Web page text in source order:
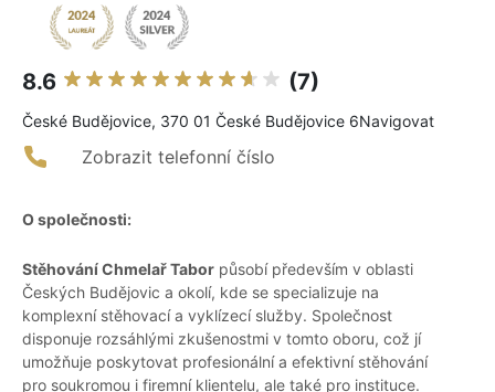
8.6 (7)
České Budějovice, 370 01 České Budějovice 6Navigovat
Zobrazit telefonní číslo
O společnosti:
Stěhování Chmelař Tabor působí především v oblasti
Českých Budějovic a okolí, kde se specializuje na
komplexní stěhovací a vyklízecí služby. Společnost
disponuje rozsáhlými zkušenostmi v tomto oboru, což jí
umožňuje poskytovat profesionální a efektivní stěhování
pro soukromou i firemní klientelu, ale také pro instituce.